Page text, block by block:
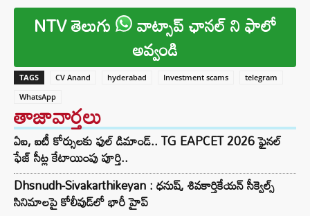
NTV తెలుగు వాట్సాప్ ఛానల్ ని ఫాలో
అవ్వండి
TAGS CV Anand hyderabad Investment scams
telegram
WhatsApp
తాజావార్తలు
ఏఐ, ఐటీ కోర్సులకు ఫుల్ డిమాండ్.. TG EAPCET 2026 ఫైనల్
ఫేజ్ సీట్ల కేటాయింపు పూర్తి..
Dhsnudh-Sivakarthikeyan : ధనుష్, శివకార్తికేయన్ సీక్వెల్స్
సినిమాలపై కోలీవుడ్‌లో భారీ హైప్